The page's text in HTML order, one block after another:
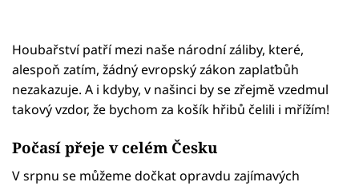
Houbařství patří mezi naše národní záliby, které,
alespoň zatím, žádný evropský zákon zaplaťbůh
nezakazuje. A i kdyby, v našinci by se zřejmě vzedmul
takový vzdor, že bychom za košík hřibů čelili i mřížím!
Počasí přeje v celém Česku
V srpnu se můžeme dočkat opravdu zajímavých